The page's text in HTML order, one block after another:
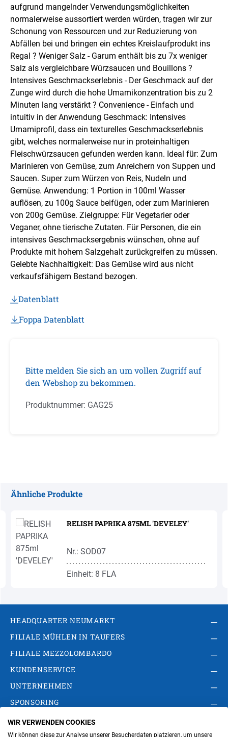
aufgrund mangelnder Verwendungsmöglichkeiten
normalerweise aussortiert werden würden, tragen wir zur
Schonung von Ressourcen und zur Reduzierung von
Abfällen bei und bringen ein echtes Kreislaufprodukt ins
Regal ? Weniger Salz - Garum enthält bis zu 7x weniger
Salz als vergleichbare Würzsaucen und Bouillons ?
Intensives Geschmackserlebnis - Der Geschmack auf der
Zunge wird durch die hohe Umamikonzentration bis zu 2
Minuten lang verstärkt ? Convenience - Einfach und
intuitiv in der Anwendung Geschmack: Intensives
Umamiprofil, dass ein texturelles Geschmackserlebnis
gibt, welches normalerweise nur in proteinhaltigen
Fleischwürzsaucen gefunden werden kann. Ideal für: Zum
Marinieren von Gemüse, zum Anreichern von Suppen und
Saucen. Super zum Würzen von Reis, Nudeln und
Gemüse. Anwendung: 1 Portion in 100ml Wasser
auflösen, zu 100g Sauce beifügen, oder zum Marinieren
von 200g Gemüse. Zielgruppe: Für Vegetarier oder
Veganer, ohne tierische Zutaten. Für Personen, die ein
intensives Geschmacksergebnis wünschen, ohne auf
Produkte mit hohem Salzgehalt zurückgreifen zu müssen.
Gelebte Nachhaltigkeit: Das Gemüse wird aus nicht
verkaufsfähigem Bestand bezogen.
Datenblatt
Foppa Datenblatt
Bitte melden Sie sich an um vollen Zugriff auf
den Webshop zu bekommen.
Produktnummer: GAG25
Ähnliche Produkte
RELISH PAPRIKA 875ML 'DEVELEY'
Nr.: SOD07
Einheit: 8 FLA
HEADQUARTER NEUMARKT
FILIALE MÜHLEN IN TAUFERS
FILIALE MEZZOLOMBARDO
KUNDENSERVICE
UNTERNEHMEN
SPONSORING
AGB Privacy Policy
Impressum
WIR VERWENDEN COOKIES
Wir können diese zur Analyse unserer Besucherdaten platzieren, um unsere